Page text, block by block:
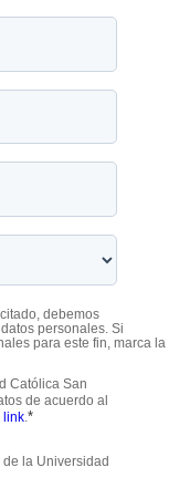
debemos
personales. Si
para este fin, marca la
Católica San
de acuerdo al
link.*
de la Universidad